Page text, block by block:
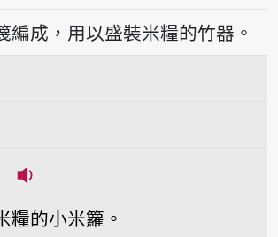
播放音讀bí-luâ
編成，用以盛裝米糧的竹器。
糧的小米籮。